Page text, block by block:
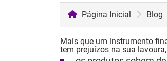
Página Inicial Blog
Mais que um instrumento
tem prejuízos na sua